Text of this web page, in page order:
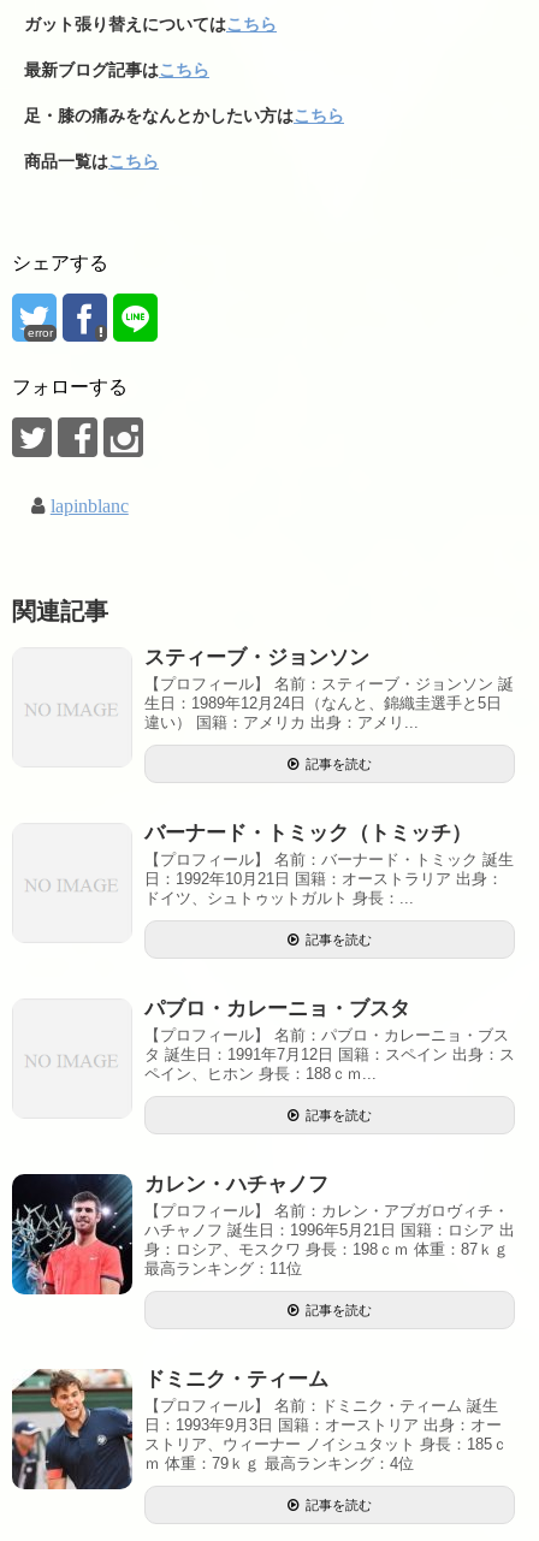
ガット張り替えについてはこちら
最新ブログ記事はこちら
足・膝の痛みをなんとかしたい方はこちら
商品一覧はこちら
シェアする
error
フォローする
lapinblanc
関連記事
スティーブ・ジョンソン
【プロフィール】 名前：スティーブ・ジョンソン 誕
生日：1989年12月24日（なんと、錦織圭選手と5日
違い） 国籍：アメリカ 出身：アメリ...
記事を読む
バーナード・トミック（トミッチ）
【プロフィール】 名前：バーナード・トミック 誕生
日：1992年10月21日 国籍：オーストラリア 出身：
ドイツ、シュトゥットガルト 身長：...
記事を読む
パブロ・カレーニョ・ブスタ
【プロフィール】 名前：パブロ・カレーニョ・ブス
タ 誕生日：1991年7月12日 国籍：スペイン 出身：ス
ペイン、ヒホン 身長：188ｃｍ...
記事を読む
カレン・ハチャノフ
【プロフィール】 名前：カレン・アブガロヴィチ・
ハチャノフ 誕生日：1996年5月21日 国籍：ロシア 出
身：ロシア、モスクワ 身長：198ｃｍ 体重：87ｋｇ
最高ランキング：11位
記事を読む
ドミニク・ティーム
【プロフィール】 名前：ドミニク・ティーム 誕生
日：1993年9月3日 国籍：オーストリア 出身：オー
ストリア、ウィーナー ノイシュタット 身長：185ｃ
ｍ 体重：79ｋｇ 最高ランキング：4位
記事を読む